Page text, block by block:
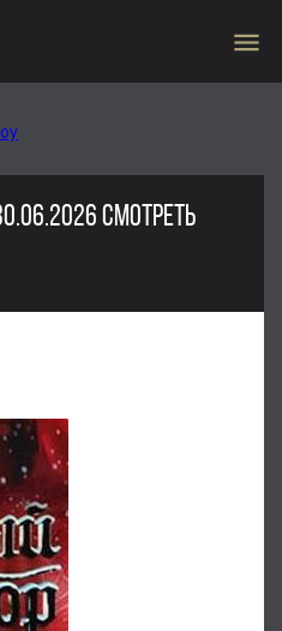
menu
СМОТРЕТЬ